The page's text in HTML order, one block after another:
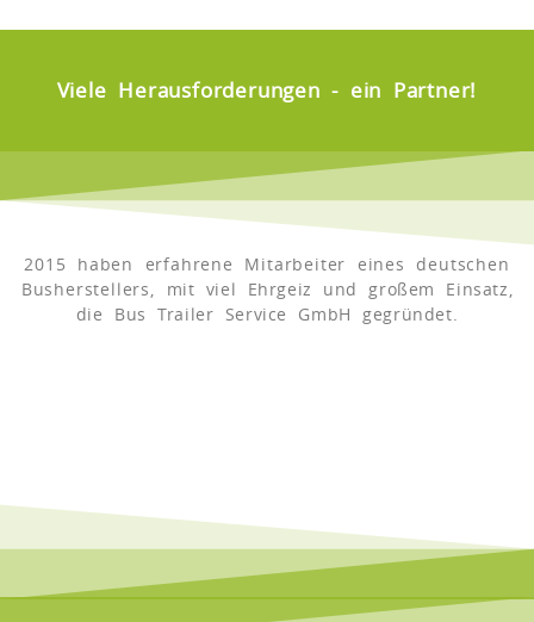
Viele Herausforderungen - ein Partner!
2015 haben erfahrene Mitarbeiter eines deutschen
Busherstellers, mit viel Ehrgeiz und großem Einsatz,
die Bus Trailer Service GmbH gegründet.